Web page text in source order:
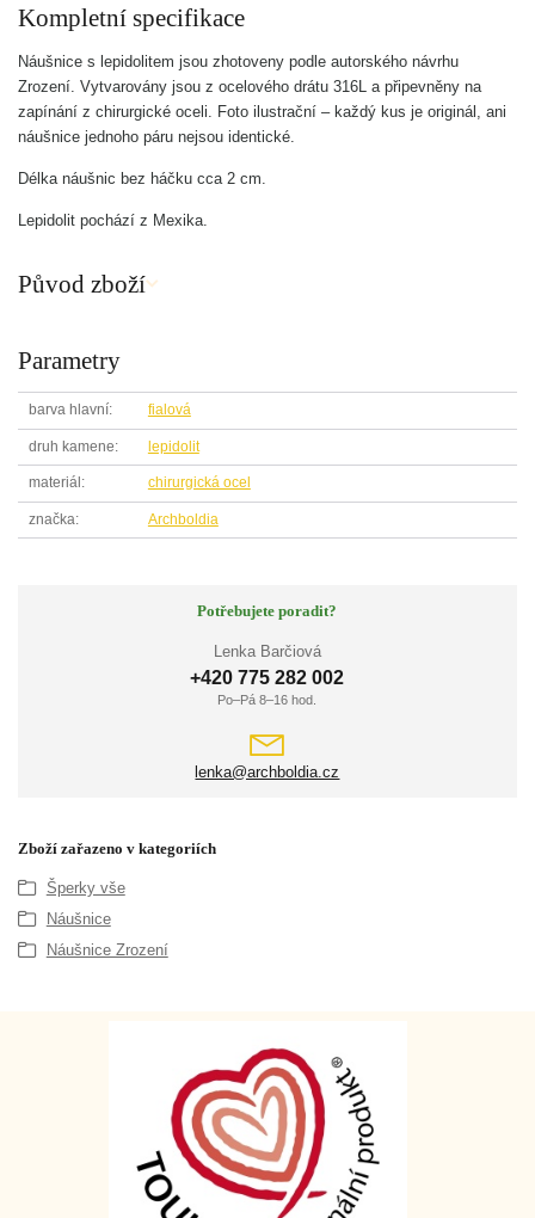
Kompletní specifikace
Náušnice s lepidolitem jsou zhotoveny podle autorského návrhu
Zrození. Vytvarovány jsou z ocelového drátu 316L a připevněny na
zapínání z chirurgické oceli. Foto ilustrační – každý kus je originál, ani
náušnice jednoho páru nejsou identické.
Délka náušnic bez háčku cca 2 cm.
Lepidolit pochází z Mexika.
Původ zboží
Parametry
barva hlavní fialová
druh kamene lepidolit
materiál chirurgická ocel
značka Archboldia
Potřebujete poradit?
Lenka Barčiová
+420 775 282 002
Po–Pá 8–16 hod.
lenka@archboldia.cz
Zboží zařazeno v kategoriích
Šperky vše
Náušnice
Náušnice Zrození